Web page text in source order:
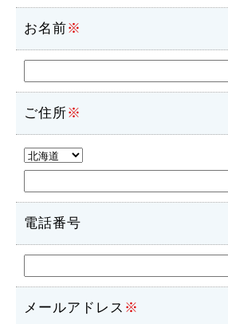
お名前※
ご住所※
電話番号
メールアドレス ※